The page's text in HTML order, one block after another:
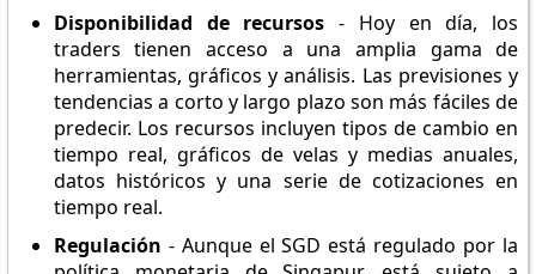
Disponibilidad de recursos - Hoy en día, los
traders tienen acceso a una amplia gama de
herramientas, gráficos y análisis. Las previsiones y
tendencias a corto y largo plazo son más fáciles de
predecir. Los recursos incluyen tipos de cambio en
tiempo real, gráficos de velas y medias anuales,
datos históricos y una serie de cotizaciones en
tiempo real.
Regulación - Aunque el SGD está regulado por la